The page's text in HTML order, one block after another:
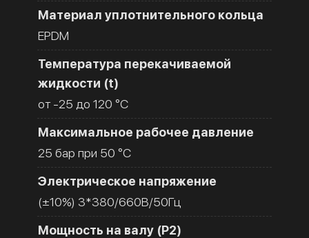
Материал уплотнительного кольца
EPDM
Температура перекачиваемой
жидкости (t)
от -25 до 120 °C
Максимальное рабочее давление
25 бар при 50 °C
Электрическое напряжение
(±10%) 3*380/660В/50Гц
Мощность на валу (Р2)